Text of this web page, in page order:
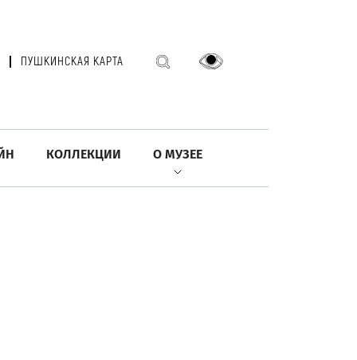
ПУШКИНСКАЯ КАРТА
КОЛЛЕКЦИИ О МУЗЕЕ